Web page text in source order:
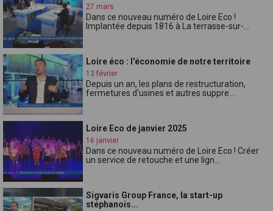
27 mars
Dans ce nouveau numéro de Loire Eco !
Implantée depuis 1816 à La terrasse-sur-...
Loire éco : l'économie de notre territoire
13 février
Depuis un an, les plans de restructuration,
fermetures d'usines et autres suppre...
Loire Eco de janvier 2025
16 janvier
Dans ce nouveau numéro de Loire Eco ! Créer
un service de retouche et une lign...
Sigvaris Group France, la start-up
stéphanois...